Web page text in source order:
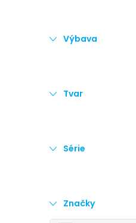
Značky
Série
Tvar
Výbava